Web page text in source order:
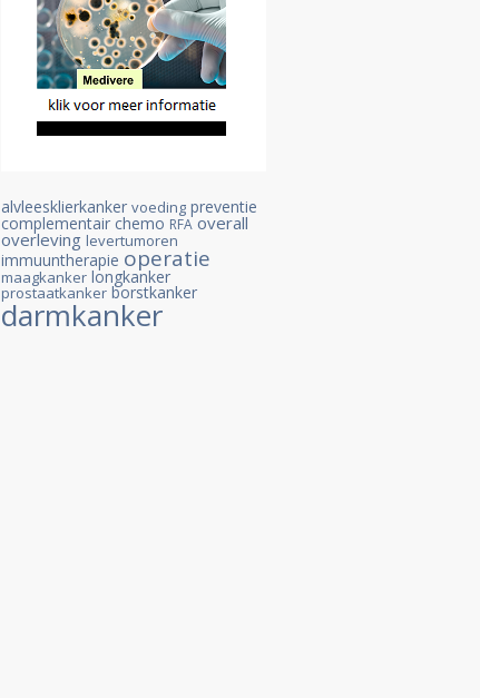
alvleesklierkanker voeding preventie
complementair chemo RFA overall
overleving levertumoren
immuuntherapie operatie
maagkanker longkanker
prostaatkanker borstkanker
darmkanker